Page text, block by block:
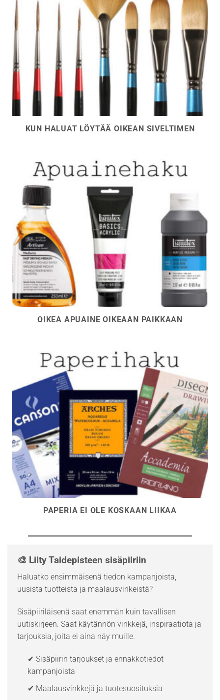
KUN HALUAT LÖYTÄÄ OIKEAN SIVELTIMEN
OIKEA APUAINE OIKEAAN PAIKKAAN
PAPERIA EI OLE KOSKAAN LIIKAA
🎨 Liity Taidepisteen sisäpiiriin
Haluatko ensimmäisenä tiedon kampanjoista,
uusista tuotteista ja maalausvinkeistä?
Sisäpiiriläisenä saat enemmän kuin tavallisen
uutiskirjeen. Saat käytännön vinkkejä, inspiraatiota ja
tarjouksia, joita ei aina näy muille.
✔ Sisäpiirin tarjoukset ja ennakkotiedot
kampanjoista
✔ Maalausvinkkejä ja tuotesuosituksia